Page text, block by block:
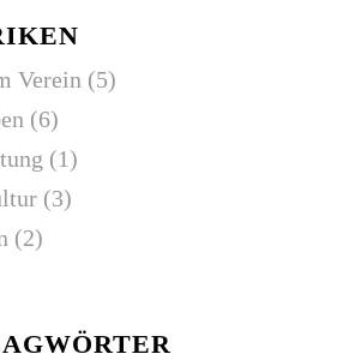
Verein (5)
(6)
(1)
(3)
(2)